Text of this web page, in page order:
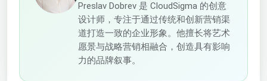
Preslav Dobrev 是 CloudSigma 的创意
设计师，专注于通过传统和创新营销渠
道打造一致的企业形象。他擅长将艺术
愿景与战略营销相融合，创造具有影响
力的品牌叙事。